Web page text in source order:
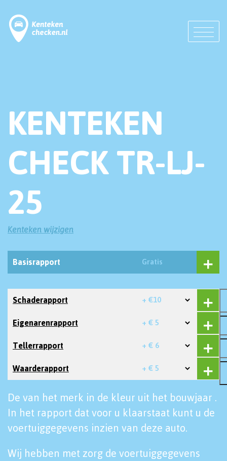
KENTEKEN
CHECK TR-LJ-
25
Kenteken wijzigen
Basisrapport Gratis
Schaderapport + €10
Eigenarenrapport + € 5
Tellerrapport + € 6
Waarderapport + € 5
De van het merk in de kleur uit het bouwjaar .
In het rapport dat voor u klaarstaat kunt u de
voertuiggegevens inzien van deze auto.
Wij hebben met zorg de voertuiggegevens